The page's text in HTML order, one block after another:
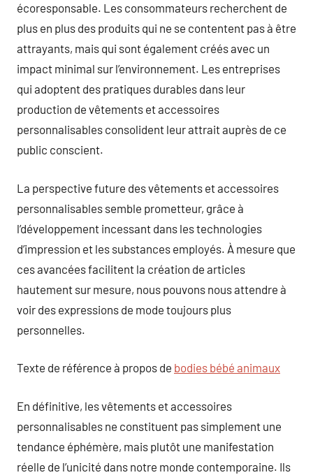
écoresponsable. Les consommateurs recherchent de
plus en plus des produits qui ne se contentent pas à être
attrayants, mais qui sont également créés avec un
impact minimal sur l’environnement. Les entreprises
qui adoptent des pratiques durables dans leur
production de vêtements et accessoires
personnalisables consolident leur attrait auprès de ce
public conscient.
La perspective future des vêtements et accessoires
personnalisables semble prometteur, grâce à
l’développement incessant dans les technologies
d’impression et les substances employés. À mesure que
ces avancées facilitent la création de articles
hautement sur mesure, nous pouvons nous attendre à
voir des expressions de mode toujours plus
personnelles.
Texte de référence à propos de bodies bébé animaux
En définitive, les vêtements et accessoires
personnalisables ne constituent pas simplement une
tendance éphémère, mais plutôt une manifestation
réelle de l’unicité dans notre monde contemporaine. Ils